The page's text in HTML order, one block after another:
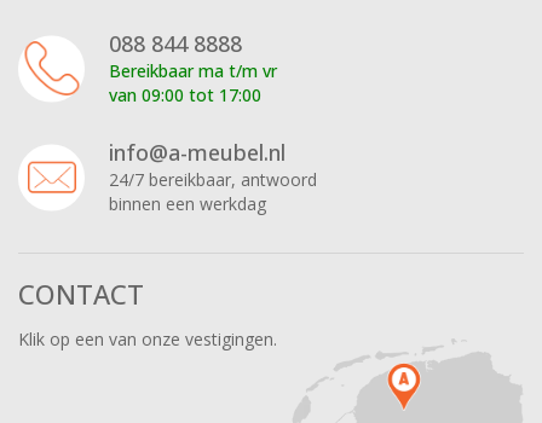
088 844 8888
Bereikbaar ma t/m vr
van 09:00 tot 17:00
info@a-meubel.nl
24/7 bereikbaar, antwoord
binnen een werkdag
CONTACT
Klik op een van onze vestigingen.